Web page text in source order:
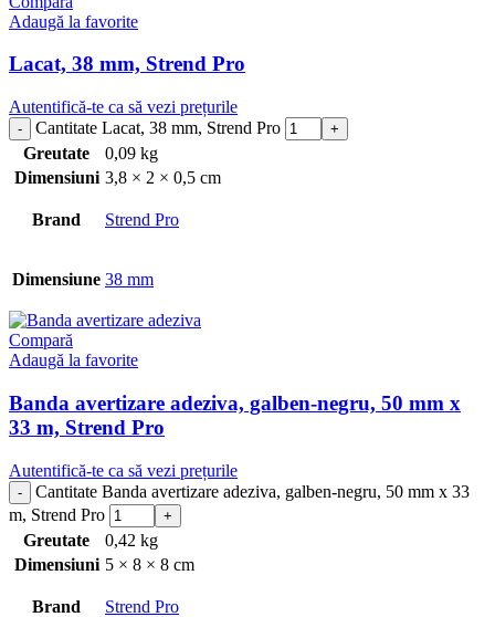
Adaugă la favorite
Lacat, 38 mm, Strend Pro
Autentifică-te ca să vezi prețurile
Cantitate Lacat, 38 mm, Strend Pro
Greutate
0,09 kg
Dimensiuni 3,8 × 2 × 0,5 cm
Brand Strend Pro
Dimensiune 38 mm
Compară
Adaugă la favorite
Banda avertizare adeziva, galben-negru, 50 mm x
33 m, Strend Pro
Autentifică-te ca să vezi prețurile
Cantitate Banda avertizare adeziva, galben-negru, 50 mm x 33
m, Strend Pro
Greutate
0,42 kg
Dimensiuni 5 × 8 × 8 cm
Brand Strend Pro